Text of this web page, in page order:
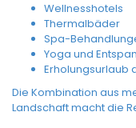
Wellnesshotels
Thermalbäder
Spa-
Yoga und
Erholungsurlaub
Die Kombination aus
Landschaft macht die